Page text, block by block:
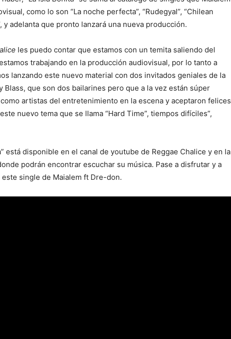
como lo son “La noche perfecta”, “Rudegyal”, “Chilean
y adelanta que pronto lanzará una nueva producción.
les puedo contar que estamos con un temita saliendo del
trabajando en la producción audiovisual, por lo tanto a
lanzando este nuevo material con dos invitados geniales de la
Blass, que son dos bailarines pero que a la vez están súper
artistas del entretenimiento en la escena y aceptaron felices
nuevo tema que se llama “Hard Time”, tiempos difíciles”,
está disponible en el canal de youtube de Reggae Chalice y en la
podrán encontrar escuchar su música. Pase a disfrutar y a
este single de Maialem ft Dre-don.